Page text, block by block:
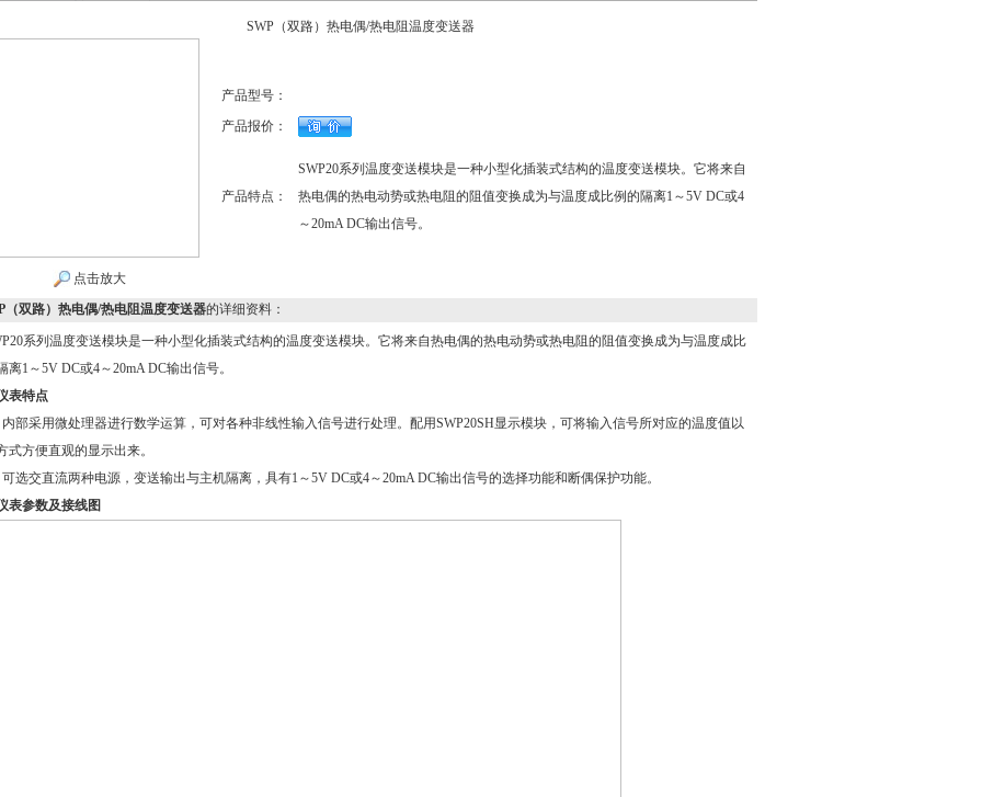
SWP（双路）热电偶/热电阻温度变送器
点击放大
产品型号：
产品报价：
产品特点：
SWP20系列温度变送模块是一种小型化插装式结构的温度变送模块。它将来自
热电偶的热电动势或热电阻的阻值变换成为与温度成比例的隔离1～5V DC或4
～20mA DC输出信号。
（双路）热电偶/热电阻温度变送器的详细资料：
系列温度变送模块是一种小型化插装式结构的温度变送模块。它将来自热电偶的热电动势或热电阻的阻值变换成为与温度成比
离1～5V DC或4～20mA DC输出信号。
表特点
采用微处理器进行数学运算，可对各种非线性输入信号进行处理。配用SWP20SH显示模块，可将输入信号所对应的温度值以
式方便直观的显示出来。
交直流两种电源，变送输出与主机隔离，具有1～5V DC或4～20mA DC输出信号的选择功能和断偶保护功能。
表参数及接线图